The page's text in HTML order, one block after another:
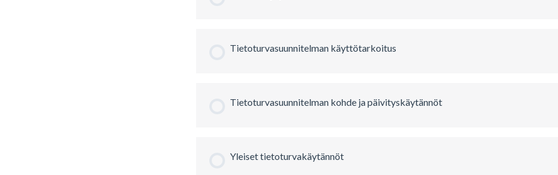
Tietoturvasuunnitelman käyttötarkoitus
Tietoturvasuunnitelman kohde ja päivityskäytännöt
Yleiset tietoturvakäytännöt